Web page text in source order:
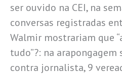
ser ouvido na CEI, na
conversas registradas
Walmir mostrariam que
tudo”?: na
contra jornalista, 9